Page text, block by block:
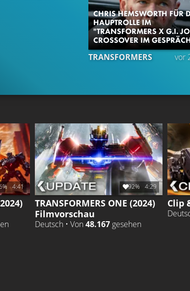
CHRIS HEMSWORTH FÜR
HAUPTROLLE IM
"TRANSFORMERS X G.I.
CROSSOVER IM
TRANSFORMERS vor
4:41 92% 4:29
TRANSFORMERS ONE (2024)
Filmvorschau
Deutsch • Von 48.167 gesehen
Clip